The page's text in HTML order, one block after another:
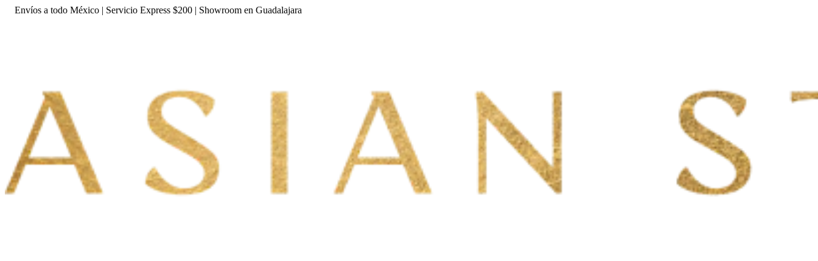
Envíos a todo México | Servicio Express $200 | Showroom en Guadalajara